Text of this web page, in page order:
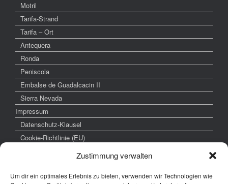
Zustimmung verwalten
Um dir ein optimales Erlebnis zu bieten, verwenden wir Technologien wie
Motril
Tarifa-Strand
Tarifa – Ort
Antequera
Ronda
Peniscola
Embalse de Guadalcacin II
Sierra Nevada
Impressum
Datenschutz-Klausel
Cookie-Richtlinie (EU)
weitere interessante Links